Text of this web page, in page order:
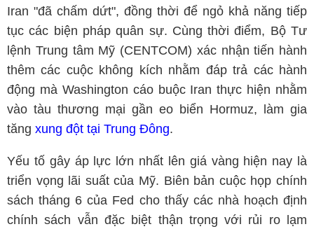
Iran "đã chấm dứt", đồng thời để ngỏ khả năng tiếp
tục các biện pháp quân sự. Cùng thời điểm, Bộ Tư
lệnh Trung tâm Mỹ (CENTCOM) xác nhận tiến hành
thêm các cuộc không kích nhằm đáp trả các hành
động mà Washington cáo buộc Iran thực hiện nhằm
vào tàu thương mại gần eo biển Hormuz, làm gia
tăng xung đột tại Trung Đông.
Yếu tố gây áp lực lớn nhất lên giá vàng hiện nay là
triển vọng lãi suất của Mỹ. Biên bản cuộc họp chính
sách tháng 6 của Fed cho thấy các nhà hoạch định
chính sách vẫn đặc biệt thận trọng với rủi ro lạm